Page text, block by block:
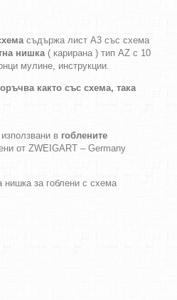
съдържа лист А3 със схема
нишка( карирана ) тип AZ с 10
мулине, инструкции.
както със схема, така
в гоблените
от ZWEIGART – Germany
нишка за гоблени с схема